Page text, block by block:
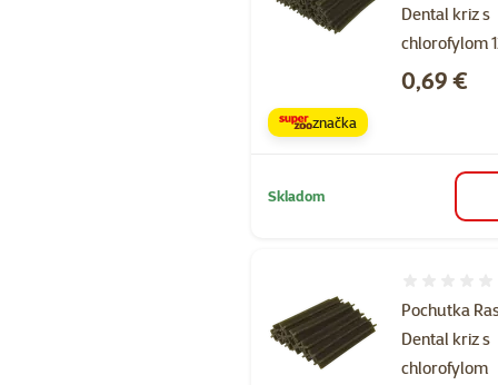
Dental kriz s
chlorofylom
Cena
0,69 €
značka
Skladom
Pochutka
Dental kriz s
chlorofylom